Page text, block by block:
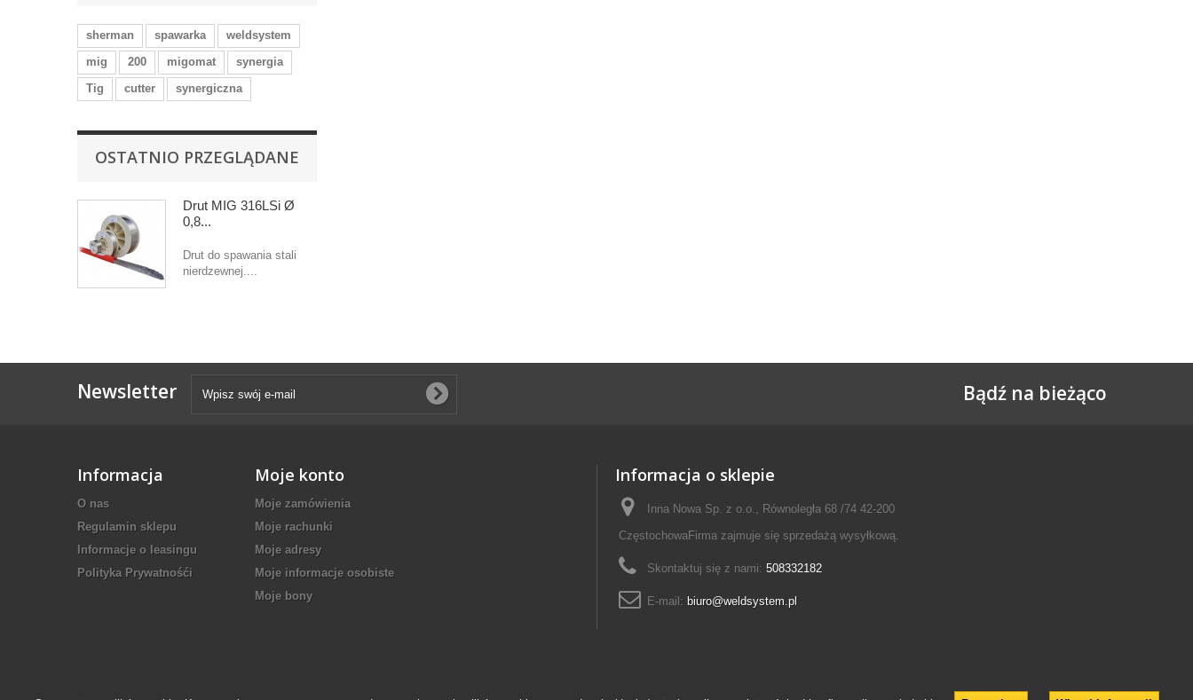
sherman spawarka
weldsystem
mig
200 migomat
synergia
Tig
cutter synergiczna
OSTATNIO PRZEGLĄDANE
Drut MIG 316LSi Ø
0,8...
Drut do spawania stali
nierdzewnej....
Newsletter Bądź na bieżąco
Informacja
O nas
Regulamin sklepu
Informacje o leasingu
Polityka Prywatnośći
Moje konto
Moje zamówienia
Moje rachunki
Moje adresy
Moje informacje osobiste
Moje bony
Informacja o sklepie
Inna Nowa Sp. z o.o., Równoległa 68 /74 42-200
CzęstochowaFirma zajmuje się sprzedażą wysyłkową.
Skontaktuj się z nami: 508332182
E-mail: biuro@weldsystem.pl